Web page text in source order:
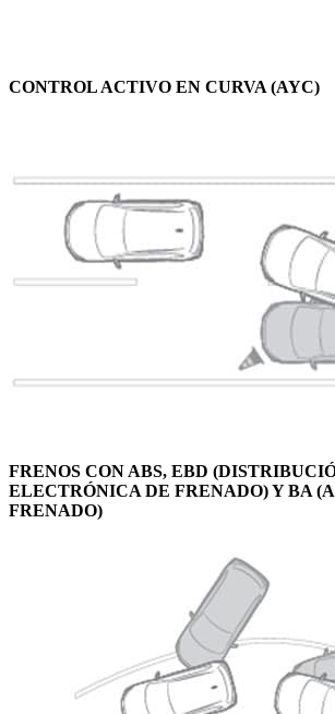
CONTROL ACTIVO EN CURVA (AYC)
FRENOS CON ABS, EBD
ELECTRÓNICA DE FRENADO) Y BA
FRENADO)